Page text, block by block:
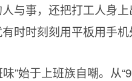
与事，还把打工人身
时时刻刻用平板用手
味”始于上班族自嘲。从